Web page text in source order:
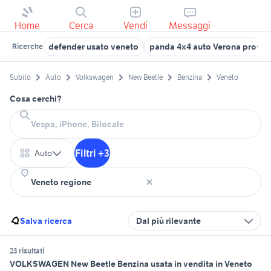
Home Cerca Vendi Messaggi
Ricerche defender usato veneto panda 4x4 auto Verona
Subito Auto Volkswagen New Beetle Benzina Veneto
Cosa cerchi?
Auto Filtri +3
Salva ricerca Dal più rilevante
23 risultati
VOLKSWAGEN New Beetle Benzina usata in vendita in Veneto